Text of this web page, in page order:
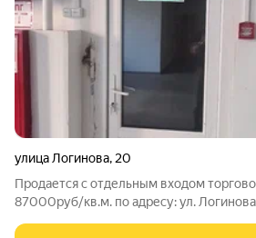
улица Логинова, 20
Продается с отдельным входом
87000руб/кв.м. по адресу: ул.